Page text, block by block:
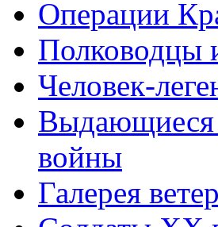
Операции
Полководцы
Человек-
Выдающиеся
войны
Галерея